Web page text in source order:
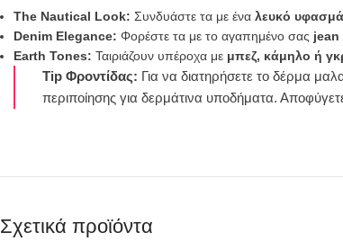
The Nautical Look: Συνδυάστε τα με ένα λευκό
Denim Elegance: Φορέστε τα με το αγαπημένο σας jean
Earth Tones: Ταιριάζουν υπέροχα με μπεζ, κάμηλο ή
Tip Φροντίδας: Για να διατηρήσετε το δέρμα
περιποίησης για δερμάτινα υποδήματα.
Σχετικά προϊόντα